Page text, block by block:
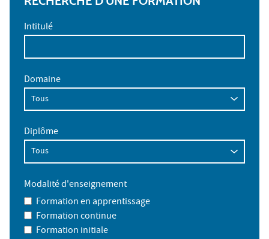
Intitulé
Domaine
Diplôme
Modalité d'enseignement
Formation en apprentissage
Formation continue
Formation initiale